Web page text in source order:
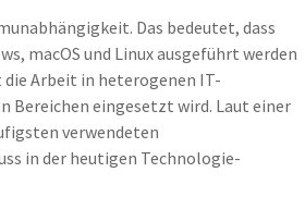
Das bedeutet, dass
macOS und Linux ausgeführt werden
die Arbeit in heterogenen IT-
Bereichen eingesetzt wird. Laut einer
verwendeten
in der heutigen Technologie-